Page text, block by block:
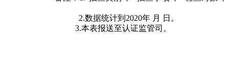
2.数据统计到2020年 月
日。
3.本表报送至认证监管司 。